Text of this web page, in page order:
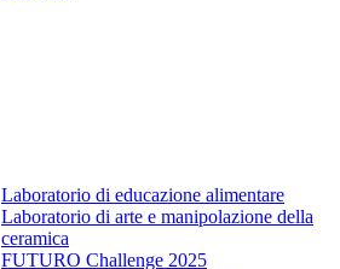
Laboratorio di educazione alimentare
Laboratorio di arte e manipolazione della
ceramica
FUTURO Challenge 2025